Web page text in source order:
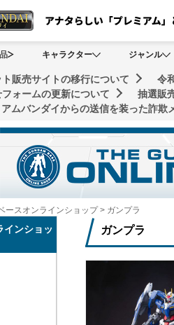
キャラクター ジャンル
販売サイトの移行について 令
ォームの更新について
抽選販
アムバンダイからの送信を装った詐
ースオンラインショップ> ガンプラ
ガンプラ
ンショッ